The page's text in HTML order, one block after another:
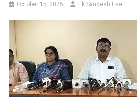
October 15, 2025 Ek Sandesh Live